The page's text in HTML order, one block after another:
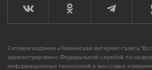
Сетевое издание «Тюменская интернет-газета
зарегистрировано Федеральной службой по
информационных технологий и массовых